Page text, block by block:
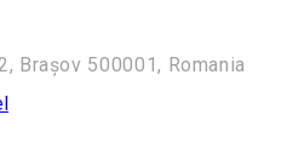
Brașov 500001, Romania